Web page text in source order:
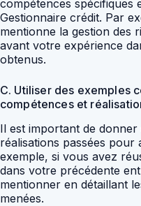
compétences spécifiques
Gestionnaire crédit. Par
mentionne la gestion des
avant votre expérience
obtenus.
C. Utiliser des exemples
compétences et
Il est important de
réalisations passées
exemple, si vous avez
dans votre précédente
mentionner en détaillant
menées.